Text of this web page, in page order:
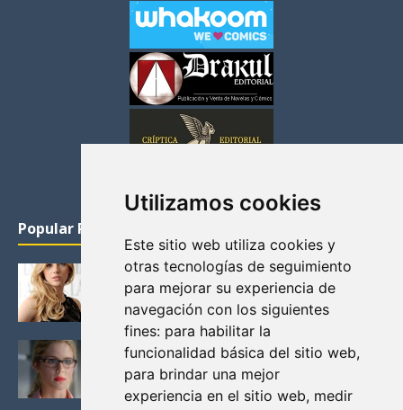
Utilizamos cookies
Este sitio web utiliza cookies y
otras tecnologías de seguimiento
para mejorar su experiencia de
navegación con los siguientes
fines: para habilitar la
funcionalidad básica del sitio web,
para brindar una mejor
experiencia en el sitio web, medir
Popular Posts
KATHERYN WINNICK: LA ACTRIZ MAS GUAPA DE
VIKINGOS
Junio 14, 2013
FELICITY (EMILY BETT RICKARDS), LAS FOTOS
MAS BONITAS DE LA ALIADA DE ARROW
Noviembre 30, 2013